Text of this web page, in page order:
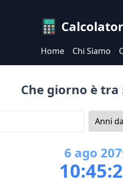
Home Chi Siamo
Che giorno è tra
6 ago